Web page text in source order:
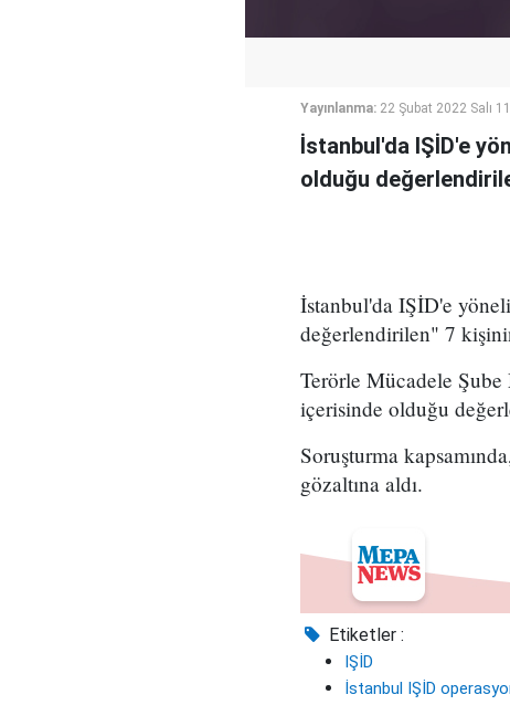
Yayınlanma: 22 Şubat 2022 Salı
İstanbul'da IŞİD'e
olduğu
İstanbul'da IŞİD'e
değerlendirilen" 7
Terörle Mücadele
içerisinde olduğu
Soruşturma
gözaltına aldı.
Etiketler :
IŞİD
İstanbul IŞİD